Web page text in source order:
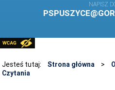
NAPISZ
STANDARDY OCHRONY MAŁOLETNICH
PRZECIWDZIAŁANIE PRZEMOCY
ŚWIETLICA
Jesteś tutaj: Strona główna >
Czytania